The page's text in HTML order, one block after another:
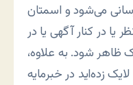
می‌شود و اسمتان
در کنار آگهی یا در
ظاهر شود. به علاوه،
زده‌اید در خبرمایه